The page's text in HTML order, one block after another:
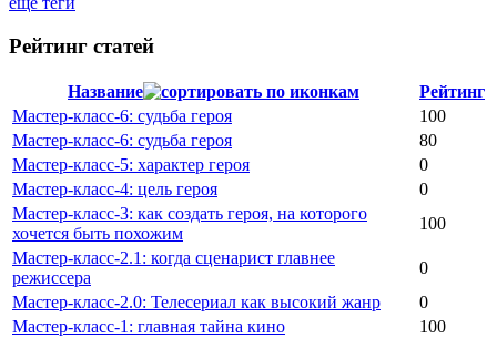
Рейтинг статей
Название
Рейтинг
Мастер-класс-6: судьба героя
100
Мастер-класс-6: судьба героя
80
Мастер-класс-5: характер героя
0
Мастер-класс-4: цель героя
0
Мастер-класс-3: как создать героя, на которого
хочется быть похожим
100
Мастер-класс-2.1: когда сценарист главнее
режиссера
0
Мастер-класс-2.0: Телесериал как высокий жанр
0
Мастер-класс-1: главная тайна кино
100